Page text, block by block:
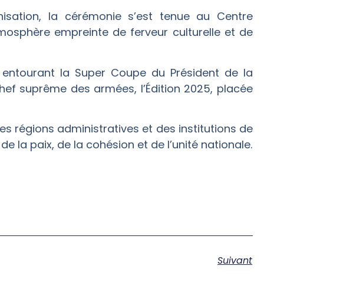
la cérémonie s’est tenue au Centre
empreinte de ferveur culturelle et de
la Super Coupe du Président de la
suprême des armées, l’Édition 2025, placée
régions administratives et des institutions de
la paix, de la cohésion et de l’unité nationale.
Suivant